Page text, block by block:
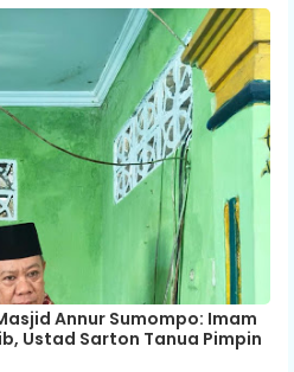
Annur Sumompo: Imam
Ustad Sarton Tanua Pimpin